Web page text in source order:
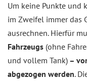
Um keine Punkte und
im Zweifel immer das
ausrechnen. Hierfür
Fahrzeugs (ohne
und vollem Tank) –
abgezogen werden.